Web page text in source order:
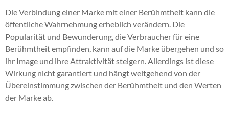
Die Verbindung einer Marke mit einer Berühmtheit kann die
öffentliche Wahrnehmung erheblich verändern. Die
Popularität und Bewunderung, die Verbraucher für eine
Berühmtheit empfinden, kann auf die Marke übergehen und so
ihr Image und ihre Attraktivität steigern. Allerdings ist diese
Wirkung nicht garantiert und hängt weitgehend von der
Übereinstimmung zwischen der Berühmtheit und den Werten
der Marke ab.